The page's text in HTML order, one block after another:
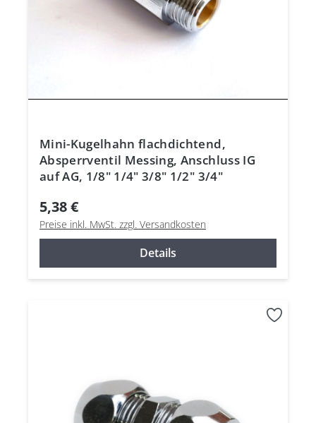
Mini-Kugelhahn flachdichtend,
Absperrventil Messing, Anschluss IG
auf AG, 1/8" 1/4" 3/8" 1/2" 3/4"
5,38 €
Preise inkl. MwSt. zzgl. Versandkosten
Details